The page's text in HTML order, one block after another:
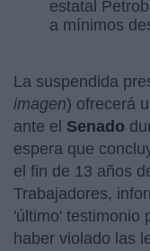
estatal
a mínimos
La suspendida
imagen) ofrecerá
ante el Senado
espera que
el fin de 13 años
Trabajadores,
'último' testimonio
haber violado las